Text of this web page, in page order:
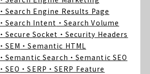
・Search Engine Results Page
・Search Intent ・Search Volume
・Secure Socket ・Security Headers
・SEM ・Semantic HTML
・Semantic Search ・Semantic SEO
・SEO ・SERP ・SERP Feature